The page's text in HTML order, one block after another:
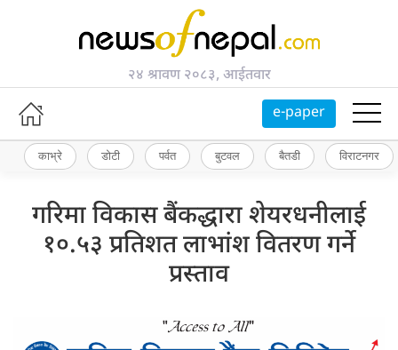
२४ श्रावण २०८३, आईतवार
e-paper
काभ्रे डोटी पर्वत बुटवल बैतडी विराटनगर
गरिमा विकास बैंकद्धारा शेयरधनीलाई
१०.५३ प्रतिशत लाभांश वितरण गर्ने
प्रस्ताव